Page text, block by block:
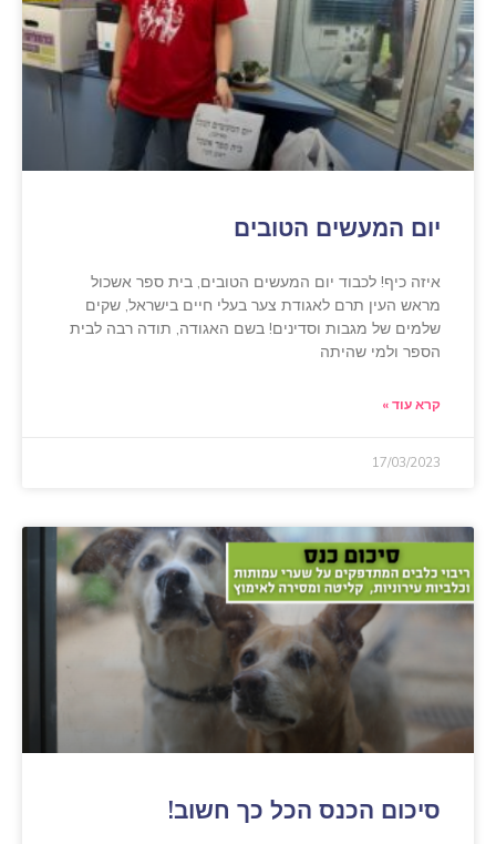
יום המעשים הטובים
איזה כיף! לכבוד יום המעשים הטובים, בית ספר אשכול
מראש העין תרם לאגודת צער בעלי חיים בישראל, שקים
שלמים של מגבות וסדינים! בשם האגודה, תודה רבה לבית
הספר ולמי שהיתה
קרא עוד »
17/03/2023
סיכום הכנס הכל כך חשוב!